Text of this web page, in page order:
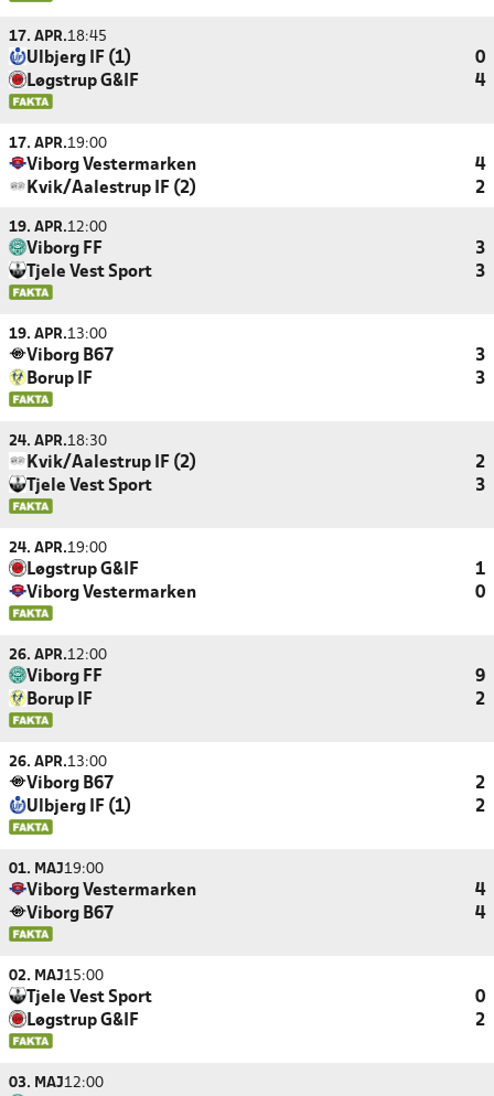
17. APR.18:45
Ulbjerg IF (1)
0
Løgstrup G&IF
4
17. APR.19:00
Viborg Vestermarken
4
Kvik/Aalestrup IF (2)
2
19. APR.12:00
Viborg FF
3
Tjele Vest Sport
3
19. APR.13:00
Viborg B67
3
Borup IF
3
24. APR.18:30
Kvik/Aalestrup IF (2)
2
Tjele Vest Sport
3
24. APR.19:00
Løgstrup G&IF
1
Viborg Vestermarken
0
26. APR.12:00
Viborg FF
9
Borup IF
2
26. APR.13:00
Viborg B67
2
Ulbjerg IF (1)
2
01. MAJ19:00
Viborg Vestermarken
4
Viborg B67
4
02. MAJ15:00
Tjele Vest Sport
0
Løgstrup G&IF
2
03. MAJ12:00